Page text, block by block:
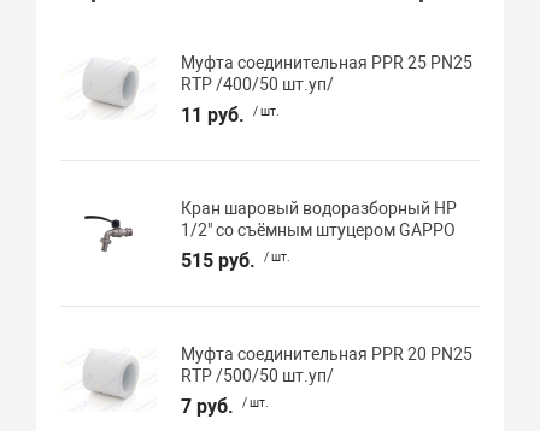
Муфта соединительная PPR 25 PN25
RTP /400/50 шт.уп/
11 руб. / шт.
Кран шаровый водоразборный НР
1/2" со съёмным штуцером GAPPO
515 руб. / шт.
Муфта соединительная PPR 20 PN25
RTP /500/50 шт.уп/
7 руб. / шт.